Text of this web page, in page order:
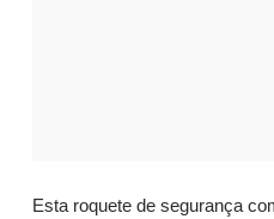
Esta roquete de segurança